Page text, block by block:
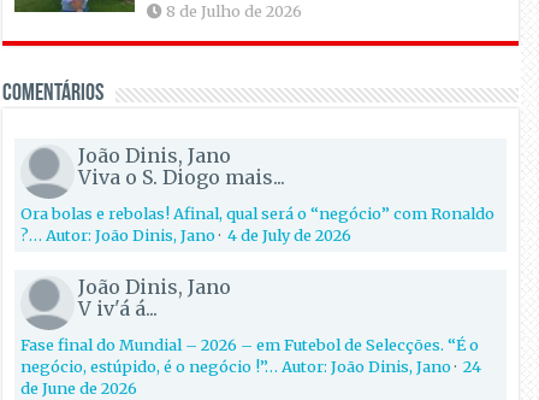
8 de Julho de 2026
Comentários
João Dinis, Jano
Viva o S. Diogo mais...
Ora bolas e rebolas! Afinal, qual será o “negócio” com Ronaldo
?… Autor: João Dinis, Jano·4 de July de 2026
João Dinis, Jano
V iv'á á...
Fase final do Mundial – 2026 – em Futebol de Selecções. “É o
negócio, estúpido, é o negócio !”… Autor: João Dinis, Jano·24
de June de 2026